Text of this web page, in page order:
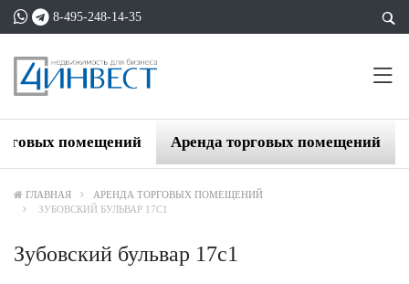
8-495-248-14-35
помещений Аренда торговых помещений
ГЛАВНАЯ
АРЕНДА ТОРГОВЫХ ПОМЕЩЕНИЙ
ЗУБОВСКИЙ БУЛЬВАР 17С1
Зубовский бульвар 17с1